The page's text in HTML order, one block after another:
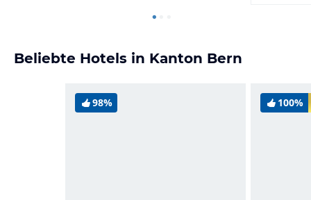
Beliebte Hotels in Kanton Bern
98% 100%